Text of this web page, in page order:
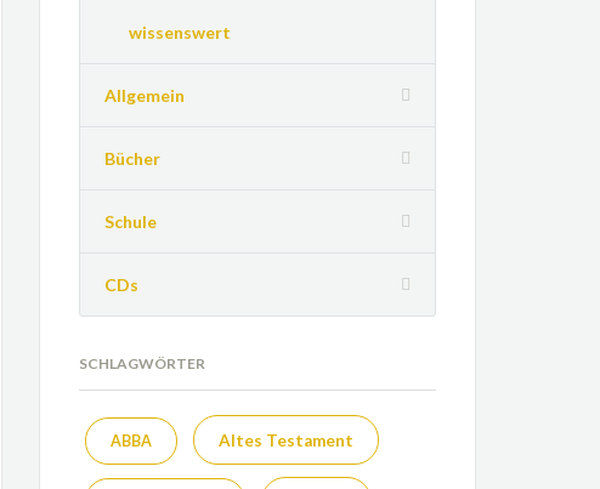
wissenswert
Allgemein
Bücher
Schule
CDs
SCHLAGWÖRTER
ABBA Altes Testament